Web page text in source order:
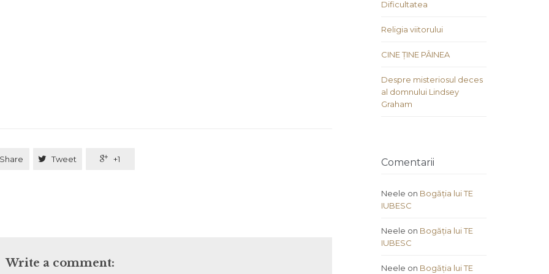
Share  Tweet  +1
Write a comment:
Dificultatea
Religia viitorului
CINE ȚINE PÂINEA
Despre misteriosul deces
al domnului Lindsey
Graham
Comentarii
Neele on Bogăția lui TE
IUBESC
Neele on Bogăția lui TE
IUBESC
Neele on Bogăția lui TE